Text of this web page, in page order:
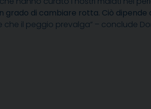
grado di cambiare rotta. Ciò
che il peggio prevalga” – conclude